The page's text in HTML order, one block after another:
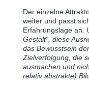
Der einzelne
weiter und passt
Erfahrungslage an.
Gestalt“, diese
das Bewusstsein
Zielverfolgung, die
ausmachen und
relativ abstrakte)